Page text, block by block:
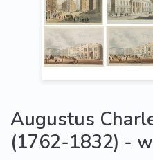
Augustus
(1762-1832) -